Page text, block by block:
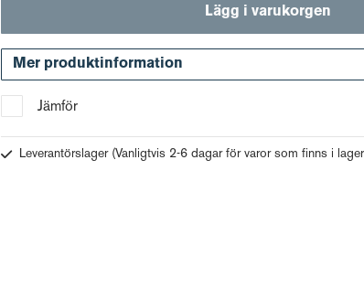
Lägg i varukorgen
Mer produktinformation
Jämför
Leverantörslager (Vanligtvis 2-6 dagar för varor som finns i